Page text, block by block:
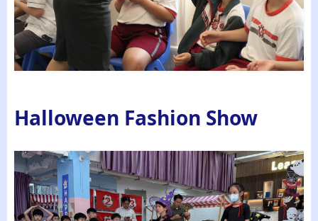
Halloween Fashion Show